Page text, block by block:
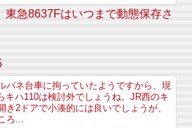
東急8637Fはいつまで動態保存さ
バネ台車に拘っていたようですから、現
キハ110は検討外でしょうね。JR西のキ
き2ドアで小湊的には良いでしょうが、
ろ...